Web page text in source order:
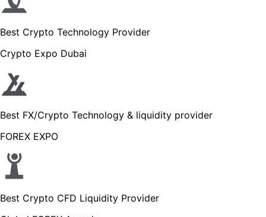
Best Crypto Technology Provider
Crypto Expo Dubai
Best FX/Crypto Technology & liquidity provider
FOREX EXPO
Best Crypto CFD Liquidity Provider